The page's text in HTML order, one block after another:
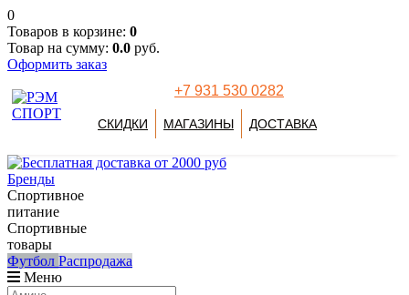
0
Товаров в корзине: 0
Товар на сумму: 0.0 руб.
Оформить заказ
+7 931 530 0282
СКИДКИ МАГАЗИНЫ ДОСТАВКА
Бренды
Спортивное
питание
Спортивные
товары
Футбол Распродажа
Меню